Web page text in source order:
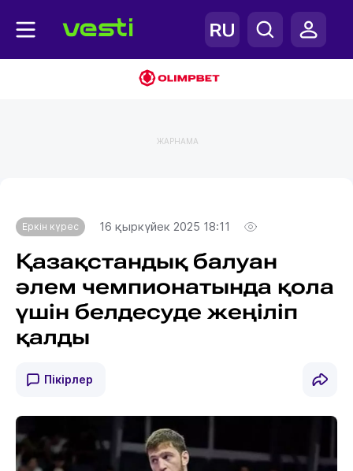
ЖАРНАМА
Еркін күрес 16 қыркүйек 2025 18:11
Қазақстандық балуан
әлем чемпионатында қола
үшін белдесуде жеңіліп
қалды
Пікірлер